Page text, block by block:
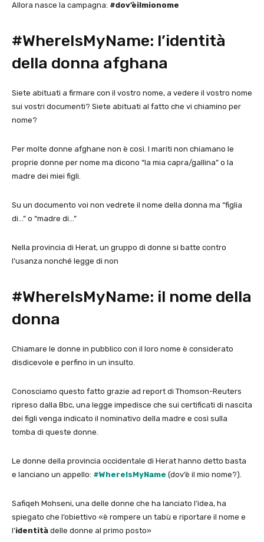
Allora nasce la campagna: #dov’èilmionome
#WhereIsMyName: l’identità
della donna afghana
Siete abituati a firmare con il vostro nome, a vedere il vostro nome
sui vostri documenti? Siete abituati al fatto che vi chiamino per
nome?
Per molte donne afghane non è così. I mariti non chiamano le
proprie donne per nome ma dicono “la mia capra/gallina” o la
madre dei miei figli.
Su un documento voi non vedrete il nome della donna ma “figlia
di…” o “madre di…”
Nella provincia di Herat, un gruppo di donne si batte contro
l’usanza nonché legge di non
#WhereIsMyName: il nome della
donna
Chiamare le donne in pubblico con il loro nome è considerato
disdicevole e perfino in un insulto.
Conosciamo questo fatto grazie ad report di Thomson-Reuters
ripreso dalla Bbc, una legge impedisce che sui certificati di nascita
dei figli venga indicato il nominativo della madre e così sulla
tomba di queste donne.
Le donne della provincia occidentale di Herat hanno detto basta
e lanciano un appello: #WhereIsMyName (dov’è il mio nome?).
Safiqeh Mohseni, una delle donne che ha lanciato l’idea, ha
spiegato che l’obiettivo «è rompere un tabù e riportare il nome e
l’identità delle donne al primo posto»